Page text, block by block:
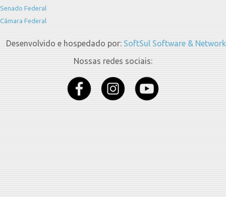
Senado Federal
Câmara Federal
Desenvolvido e hospedado por: SoftSul Software & Network
Nossas redes sociais: